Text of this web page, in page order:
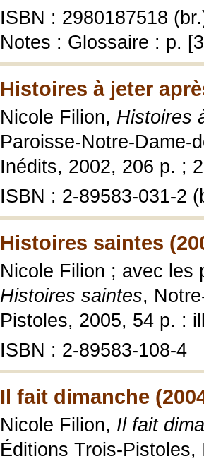
ISBN : 2980187518
Notes : Glossaire : p.
Histoires à jeter
Nicole Filion, Histoires
Paroisse-Notre-Dame-
Inédits, 2002, 206 p. ;
ISBN : 2-89583-031-2
Histoires saintes
Nicole Filion ; avec les
Histoires saintes,
Pistoles, 2005, 54 p. :
ISBN : 2-89583-108-4
Il fait dimanche
Nicole Filion, Il fait
Éditions Trois-